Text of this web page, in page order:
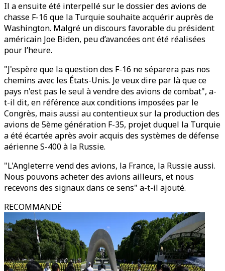
Il a ensuite été interpellé sur le dossier des avions de
chasse F-16 que la Turquie souhaite acquérir auprès de
Washington. Malgré un discours favorable du président
américain Joe Biden, peu d’avancées ont été réalisées
pour l’heure.
"J'espère que la question des F-16 ne séparera pas nos
chemins avec les États-Unis. Je veux dire par là que ce
pays n'est pas le seul à vendre des avions de combat", a-
t-il dit, en référence aux conditions imposées par le
Congrès, mais aussi au contentieux sur la production des
avions de 5ème génération F-35, projet duquel la Turquie
a été écartée après avoir acquis des systèmes de défense
aérienne S-400 à la Russie.
"L'Angleterre vend des avions, la France, la Russie aussi.
Nous pouvons acheter des avions ailleurs, et nous
recevons des signaux dans ce sens" a-t-il ajouté.
RECOMMANDÉ